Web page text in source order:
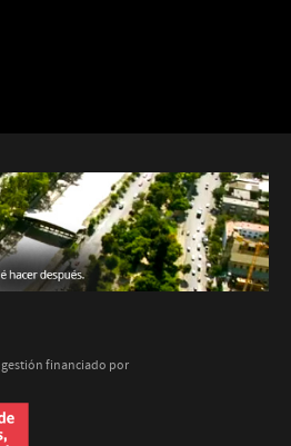
gestión financiado por